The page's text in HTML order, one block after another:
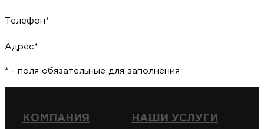
Телефон*
Адрес*
* - поля обязательные для заполнения
КОМПАНИЯ НАШИ УСЛУГИ